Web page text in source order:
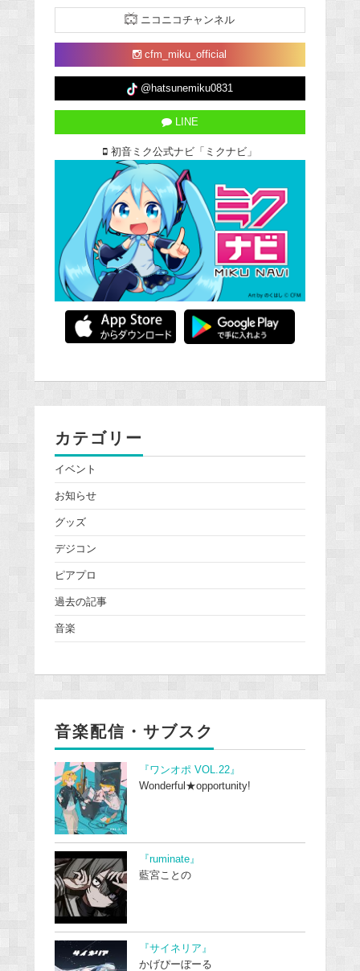
ニコニコチャンネル
cfm_miku_official
@hatsunemiku0831
LINE
初音ミク公式ナビ「ミクナビ」
カテゴリー
イベント
お知らせ
グッズ
デジコン
ピアプロ
過去の記事
音楽
音楽配信・サブスク
『ワンオポ VOL.22』
Wonderful★opportunity!
『ruminate』
藍宮ことの
『サイネリア』
かげぴーぼーる